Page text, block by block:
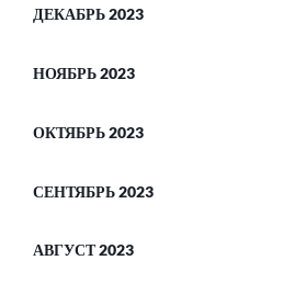
ДЕКАБРЬ 2023
НОЯБРЬ 2023
ОКТЯБРЬ 2023
СЕНТЯБРЬ 2023
АВГУСТ 2023